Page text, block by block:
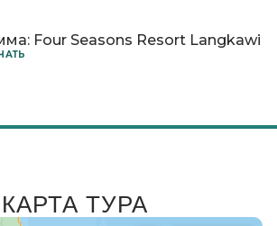
Four Seasons Resort Langkawi
КАРТА ТУРА